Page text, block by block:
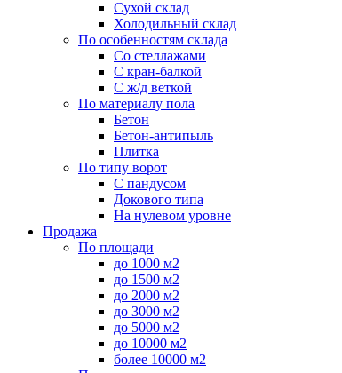
Сухой склад
Холодильный склад
По особенностям склада
Со стеллажами
С кран-балкой
С ж/д веткой
По материалу пола
Бетон
Бетон-антипыль
Плитка
По типу ворот
С пандусом
Докового типа
На нулевом уровне
Продажа
По площади
до 1000 м2
до 1500 м2
до 2000 м2
до 3000 м2
до 5000 м2
до 10000 м2
более 10000 м2